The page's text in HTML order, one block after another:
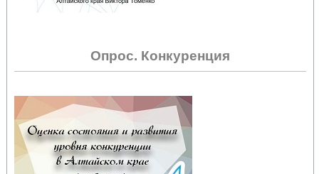
Опрос. Конкуренция